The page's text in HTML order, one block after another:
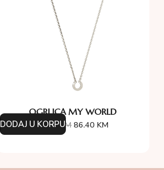
OGRLICA MY WORLD
96.00KM86.40 KM
DODAJ U KORPU